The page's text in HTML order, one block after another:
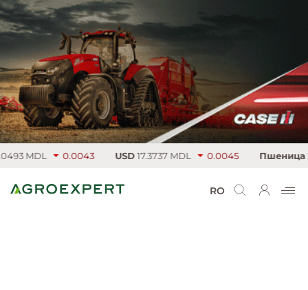
0.0043 USD 17.3737 MDL 0.0045 Пшеница219.75
RO